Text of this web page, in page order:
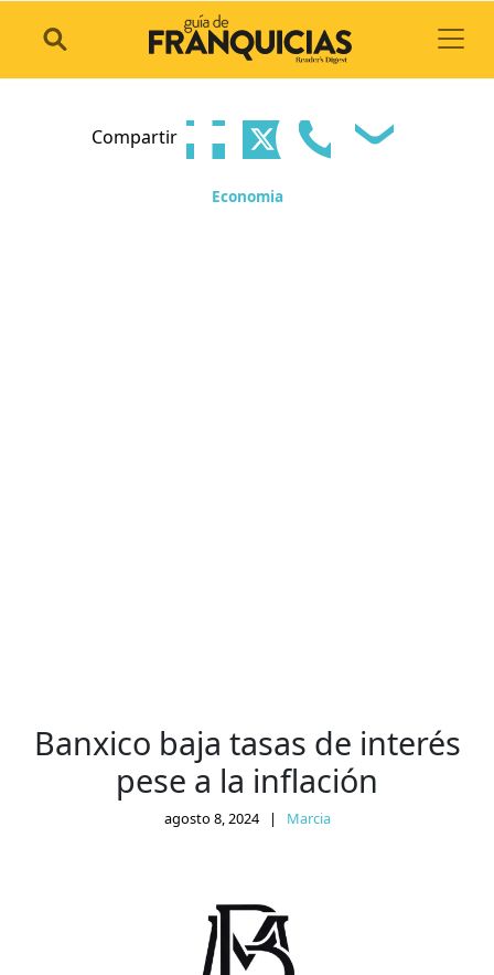
Compartir
Economia
Banxico baja tasas de interés
pese a la inflación
agosto 8, 2024 | Marcia